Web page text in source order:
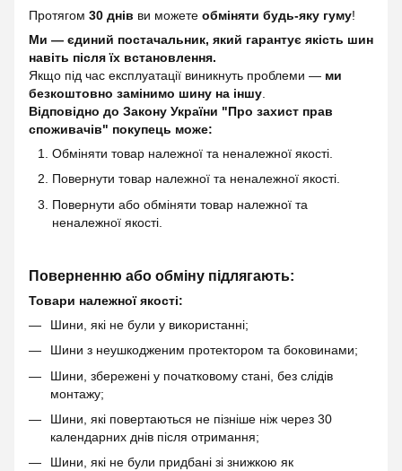
Протягом 30 днів ви можете обміняти будь-яку гуму!
Ми — єдиний постачальник, який гарантує якість шин
навіть після їх встановлення.
Якщо під час експлуатації виникнуть проблеми — ми
безкоштовно замінимо шину на іншу
Відповідно до Закону України "Про захист прав
споживачів" покупець може:
Обміняти товар належної та неналежної якості.
Повернути товар належної та неналежної якості.
Повернути або обміняти товар належної та
неналежної якості.
Поверненню або обміну підлягають:
Товари належної якості:
Шини, які не були у використанні;
Шини з неушкодженим протектором та боковинами;
Шини, збережені у початковому стані, без слідів
монтажу;
Шини, які повертаються не пізніше ніж через 30
календарних днів після отримання;
Шини, які не були придбані зі знижкою як